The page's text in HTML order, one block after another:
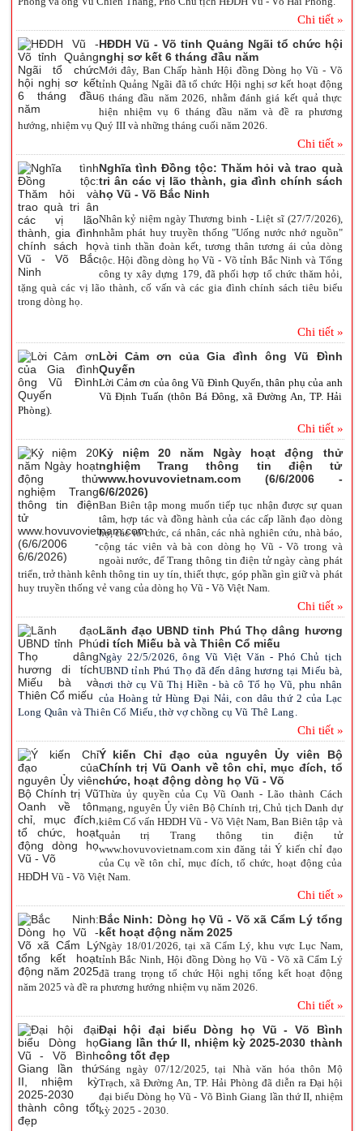
Chi tiết »
HĐDH Vũ - Võ tỉnh Quảng Ngãi tổ chức hội
nghị sơ kết 6 tháng đầu năm
Mới đây, Ban Chấp hành Hội đồng Dòng họ Vũ - Võ
tỉnh Quảng Ngãi đã tổ chức Hội nghị sơ kết hoạt động
6 tháng đầu năm 2026, nhằm đánh giá kết quả thực
hiện nhiệm vụ 6 tháng đầu năm và đề ra phương
hướng, nhiệm vụ Quý III và những tháng cuối năm 2026.
Chi tiết »
Nghĩa tình Đồng tộc: Thăm hỏi và trao quà
tri ân các vị lão thành, gia đình chính sách
họ Vũ - Võ Bắc Ninh
Nhân kỷ niệm ngày Thương binh - Liệt sĩ (27/7/2026),
nhằm phát huy truyền thống "Uống nước nhớ nguồn"
và tinh thần đoàn kết, tương thân tương ái của dòng
tộc. Hội đồng dòng họ Vũ - Võ tỉnh Bắc Ninh và Tổng
công ty xây dựng 179, đã phối hợp tổ chức thăm hỏi,
tặng quà các vị lão thành, cố vấn và các gia đình chính sách tiêu biểu
trong dòng họ.
Chi tiết »
Lời Cảm ơn của Gia đình ông Vũ Đình
Quyến
Lời Cảm ơn của ông Vũ Đình Quyến, thân phụ của anh
Vũ Định Tuấn (thôn Bá Đông, xã Đường An, TP. Hải
Phòng).
Chi tiết »
Kỷ niệm 20 năm Ngày hoạt động thử
nghiệm Trang thông tin điện tử
www.hovuvovietnam.com (6/6/2006 -
6/6/2026)
Ban Biên tập mong muốn tiếp tục nhận được sự quan
tâm, hợp tác và đồng hành của các cấp lãnh đạo dòng
họ, các tổ chức, cá nhân, các nhà nghiên cứu, nhà báo,
cộng tác viên và bà con dòng họ Vũ - Võ trong và
ngoài nước, để Trang thông tin điện tử ngày càng phát
triển, trở thành kênh thông tin uy tín, thiết thực, góp phần gìn giữ và phát
huy truyền thống vẻ vang của dòng họ Vũ - Võ Việt Nam.
Chi tiết »
Lãnh đạo UBND tỉnh Phú Thọ dâng hương
di tích Miếu bà và Thiên Cổ miếu
Ngày 22/5/2026, ông Vũ Việt Văn - Phó Chủ tịch
UBND tỉnh Phú Thọ đã đến dâng hương tại Miếu bà,
nơi thờ cụ Vũ Thị Hiền - bà cô Tổ họ Vũ, phu nhân
của Hoàng tử Hùng Đại Nải, con dâu thứ 2 của Lạc
Long Quân và Thiên Cổ Miếu, thờ vợ chồng cụ Vũ Thê Lang.
Chi tiết »
Ý kiến Chỉ đạo của nguyên Ủy viên Bộ
Chính trị Vũ Oanh về tôn chỉ, mục đích, tổ
chức, hoạt động dòng họ Vũ - Võ
Thừa ủy quyền của Cụ Vũ Oanh - Lão thành Cách
mạng, nguyên Ủy viên Bộ Chính trị, Chủ tịch Danh dự
kiêm Cố vấn HĐDH Vũ - Võ Việt Nam, Ban Biên tập và
quản trị Trang thông tin điện tử
www.hovuvovietnam.com xin đăng tải Ý kiến chỉ đạo
của Cụ về tôn chỉ, mục đích, tổ chức, hoạt động của
HĐDH Vũ - Võ Việt Nam.
Chi tiết »
Bắc Ninh: Dòng họ Vũ - Võ xã Cẩm Lý tổng
kết hoạt động năm 2025
Ngày 18/01/2026, tại xã Cẩm Lý, khu vực Lục Nam,
tỉnh Bắc Ninh, Hội đồng Dòng họ Vũ - Võ xã Cẩm Lý
đã trang trọng tổ chức Hội nghị tổng kết hoạt động
năm 2025 và đề ra phương hướng nhiệm vụ năm 2026.
Chi tiết »
Đại hội đại biểu Dòng họ Vũ - Võ Bình
Giang lần thứ II, nhiệm kỳ 2025-2030 thành
công tốt đẹp
Sáng ngày 07/12/2025, tại Nhà văn hóa thôn Mộ
Trạch, xã Đường An, TP. Hải Phòng đã diễn ra Đại hội
đại biểu Dòng họ Vũ - Võ Bình Giang lần thứ II, nhiệm
kỳ 2025 - 2030.